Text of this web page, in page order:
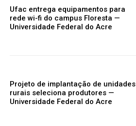
Ufac entrega equipamentos para
rede wi-fi do campus Floresta —
Universidade Federal do Acre
Projeto de implantação de unidades
rurais seleciona produtores —
Universidade Federal do Acre